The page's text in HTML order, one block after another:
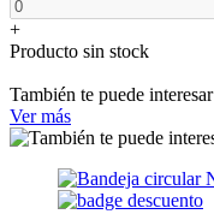
+
Producto sin stock
También te puede interesar
Ver más